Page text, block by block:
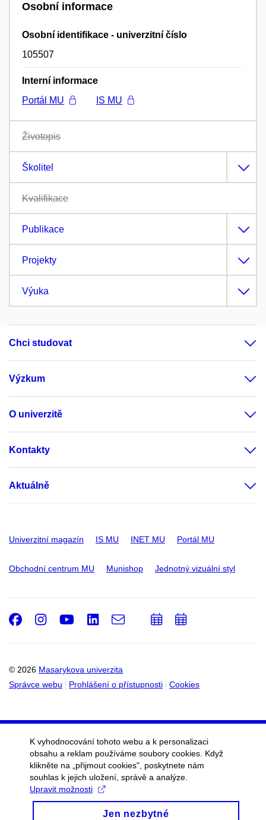
Osobní informace
Osobní identifikace - univerzitní číslo
105507
Interní informace
Portál MU
IS MU
Životopis
Školitel
Kvalifikace
Publikace
Projekty
Výuka
Chci studovat
Výzkum
O univerzitě
Kontakty
Aktuálně
Univerzitní magazín IS MU INET MU Portál MU
Obchodní centrum MU Munishop Jednotný vizuální styl
© 2026 Masarykova univerzita
Správce webu
Prohlášení o přístupnosti Cookies
Facebook
Instagram
Youtube
LinkedIn
e-
PřidatPřidat
K vyhodnocování tohoto webu a k personalizaci
obsahu a reklam používáme soubory cookies. Když
klikněte na „přijmout cookies", poskytnete nám
souhlas k jejich uložení, správě a analýze.
Upravit možnosti
Jen nezbytné